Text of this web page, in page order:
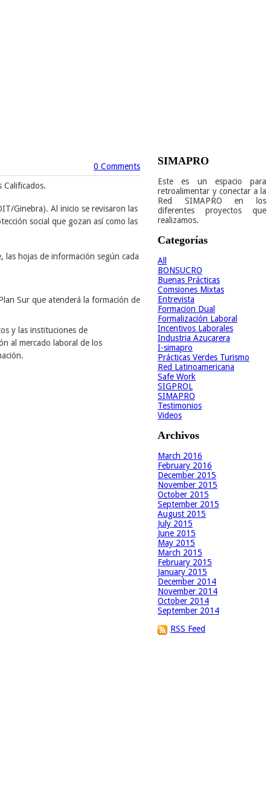
0 Comments
Calificados.
Ginebra). Al inicio se revisaron las
social que gozan así como las
las hojas de información según cada
Sur que atenderá la formación de
y las instituciones de
al mercado laboral de los
SIMAPRO
Este es un espacio para
retroalimentar y conectar a la
Red SIMAPRO en los
diferentes proyectos que
realizamos.
Categorías
All
BONSUCRO
Buenas Prácticas
Comsiones Mixtas
Entrevista
Formacion Dual
Formalización Laboral
Incentivos Laborales
Industria Azucarera
I-simapro
Prácticas Verdes Turismo
Red Latinoamericana
Safe Work
SIGPROL
SIMAPRO
Testimonios
Videos
Archivos
March 2016
February 2016
December 2015
November 2015
October 2015
September 2015
August 2015
July 2015
June 2015
May 2015
March 2015
February 2015
January 2015
December 2014
November 2014
October 2014
September 2014
RSS Feed